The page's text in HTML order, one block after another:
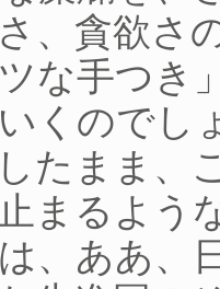
、貪欲さ
な手つき
くのでし
たまま、
まるよう
、ああ、